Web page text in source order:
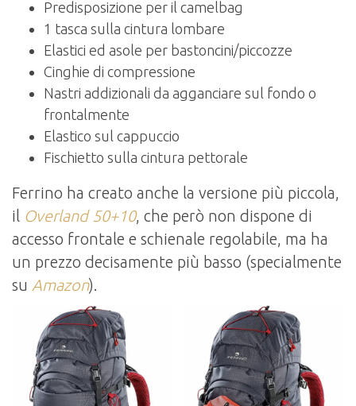
Predisposizione per il camelbag
1 tasca sulla cintura lombare
Elastici ed asole per bastoncini/piccozze
Cinghie di compressione
Nastri addizionali da agganciare sul fondo o
frontalmente
Elastico sul cappuccio
Fischietto sulla cintura pettorale
Ferrino ha creato anche la versione più piccola,
il Overland 50+10, che però non dispone di
accesso frontale e schienale regolabile, ma ha
un prezzo decisamente più basso (specialmente
su Amazon).